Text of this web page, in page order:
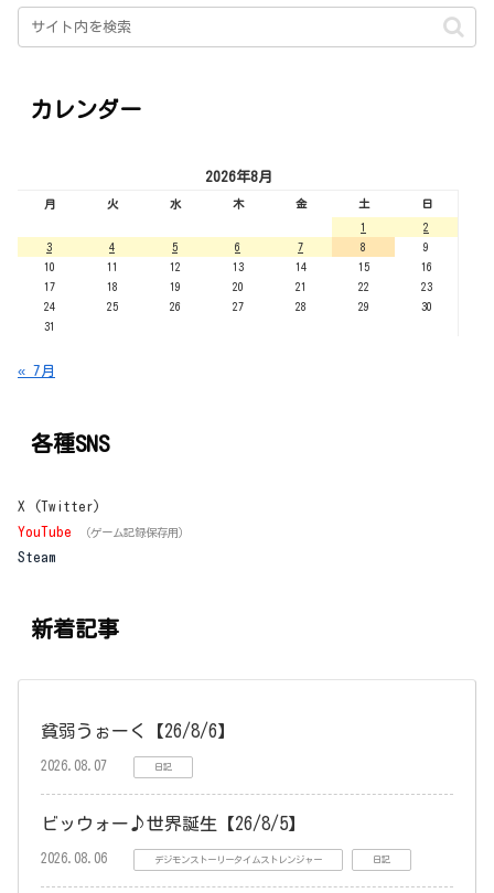
カレンダー
2026年8月
月 火 水 木 金 土 日
1
2
3
4 5 6 7 8
9
10
11 12 13 14 15
16
17
18 19 20 21 22
23
24
25 26 27 28 29
30
31
« 7月
各種SNS
X (Twitter)
YouTube
（ゲーム記録保存用）
Steam
新着記事
貧弱うぉーく【26/8/6】
2026.08.07 日記
ビッウォー♪世界誕生【26/8/5】
2026.08.06 デジモンストーリータイムストレンジャー 日記